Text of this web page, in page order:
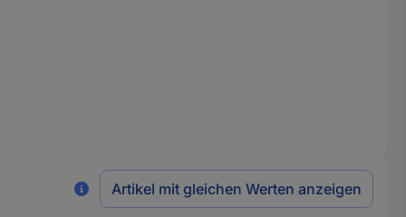
Artikel mit gleichen Werten anzeigen